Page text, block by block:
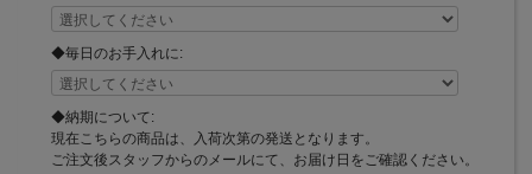
◆毎日のお手入れに:
◆納期について:
現在こちらの商品は、入荷次第の発送となります。
ご注文後スタッフからのメールにて、お届け日をご確認ください。